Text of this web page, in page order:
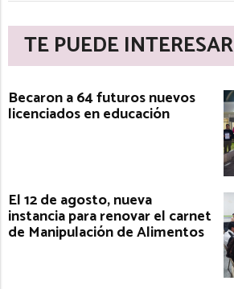
TE PUEDE INTERESAR
Becaron a 64 futuros nuevos
licenciados en educación
El 12 de agosto, nueva
instancia para renovar el carnet
de Manipulación de Alimentos